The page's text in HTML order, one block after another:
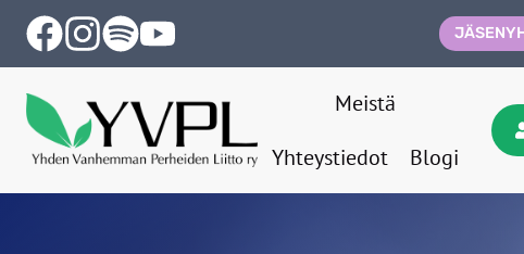
Siirry
sisältöön
Meistä
Yhteystiedot
Blogi